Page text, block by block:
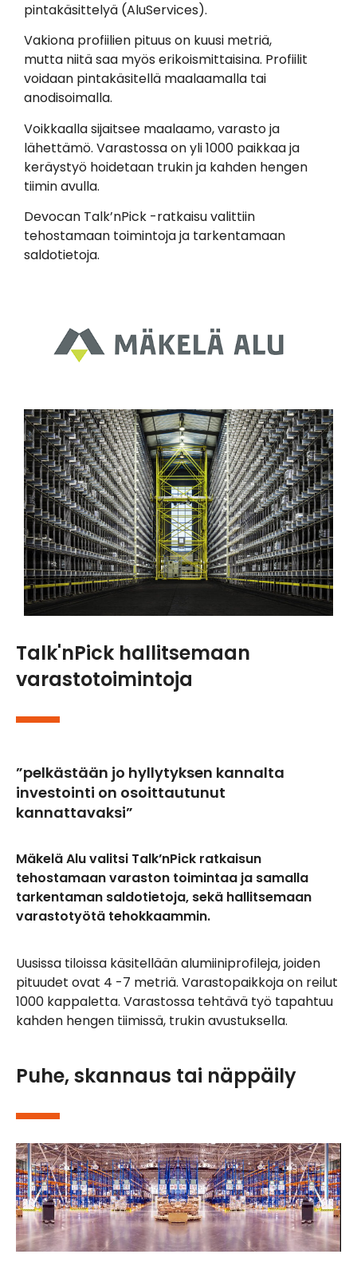
pintakäsittelyä (AluServices).
Vakiona profiilien pituus on kuusi metriä,
mutta niitä saa myös erikoismittaisina. Profiilit
voidaan pintakäsitellä maalaamalla tai
anodisoimalla.
Voikkaalla sijaitsee maalaamo, varasto ja
lähettämö. Varastossa on yli 1000 paikkaa ja
keräystyö hoidetaan trukin ja kahden hengen
tiimin avulla.
Devocan Talk’nPick -ratkaisu valittiin
tehostamaan toimintoja ja tarkentamaan
saldotietoja.
Talk'nPick hallitsemaan
varastotoimintoja
”pelkästään jo hyllytyksen kannalta
investointi on osoittautunut
kannattavaksi”
Mäkelä Alu valitsi Talk’nPick ratkaisun
tehostamaan varaston toimintaa ja samalla
tarkentaman saldotietoja, sekä hallitsemaan
varastotyötä tehokkaammin.
Uusissa tiloissa käsitellään alumiiniprofileja, joiden
pituudet ovat 4 -7 metriä. Varastopaikkoja on reilut
1000 kappaletta. Varastossa tehtävä työ tapahtuu
kahden hengen tiimissä, trukin avustuksella.
Puhe, skannaus tai näppäily